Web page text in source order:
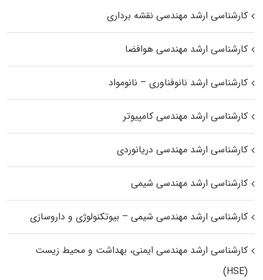
کارشناسی ارشد مهندسی نقشه برداری
کارشناسی ارشد مهندسی هوافضا
کارشناسی ارشد نانوفناوری – نانومواد
کارشناسی ارشد مهندسی کامپیوتر
کارشناسی ارشد مهندسی دریانوردی
کارشناسی ارشد مهندسی شیمی
کارشناسی ارشد مهندسی شیمی – بیوتکنولوژی و داروسازی
کارشناسی ارشد مهندسی ایمنی، بهداشت و محیط زیست
(HSE)